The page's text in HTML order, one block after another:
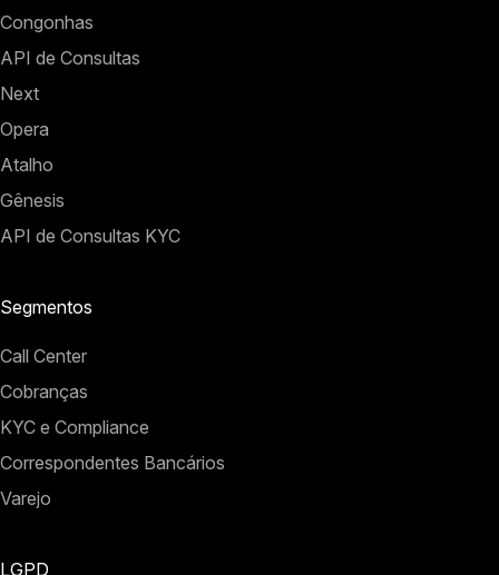
Congonhas
API de Consultas
Next
Opera
Atalho
Gênesis
API de Consultas KYC
Segmentos
Call Center
Cobranças
KYC e Compliance
Correspondentes Bancários
Varejo
LGPD